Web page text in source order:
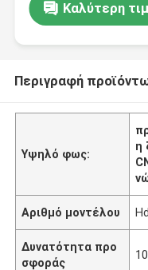
Καλύτερη
Περιγραφή
Υψηλό φως:
η
Αριθμό μοντέλου
Δυνατότητα προ
σφοράς